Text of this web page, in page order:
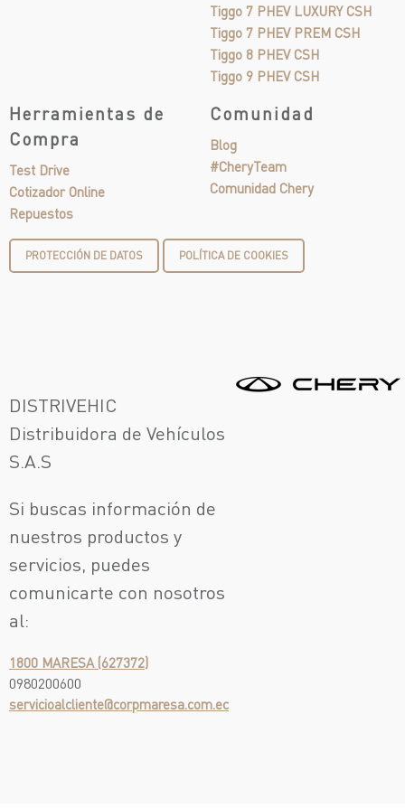
Tiggo 7 PHEV LUXURY CSH
Tiggo 7 PHEV PREM CSH
Tiggo 8 PHEV CSH
Tiggo 9 PHEV CSH
Herramientas de
Compra
Test Drive
Cotizador Online
Repuestos
Comunidad
Blog
#CheryTeam
Comunidad Chery
PROTECCIÓN DE DATOS POLÍTICA DE COOKIES
DISTRIVEHIC
Distribuidora de Vehículos
S.A.S
Si buscas información de
nuestros productos y
servicios, puedes
comunicarte con nosotros
al:
1800 MARESA (627372)
0980200600
servicioalcliente@corpmaresa.com.ec